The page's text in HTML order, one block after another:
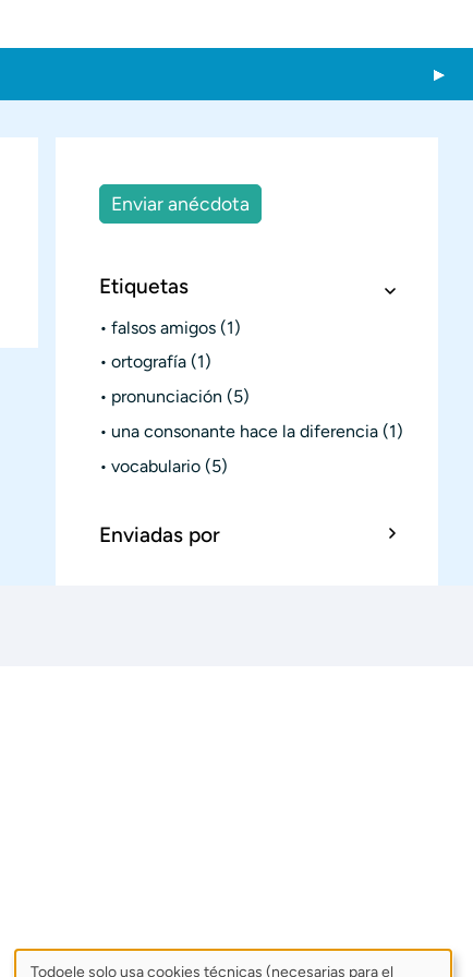
Enviar anécdota
Etiquetas
falsos amigos (1)
ortografía (1)
pronunciación (5)
una consonante hace la diferencia (1)
vocabulario (5)
Enviadas por
Todoele solo usa cookies técnicas (necesarias para el